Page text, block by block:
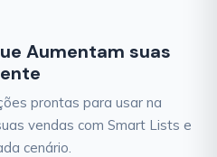
Aumentam suas
prontas para usar na
vendas com Smart Lists e
cenário.